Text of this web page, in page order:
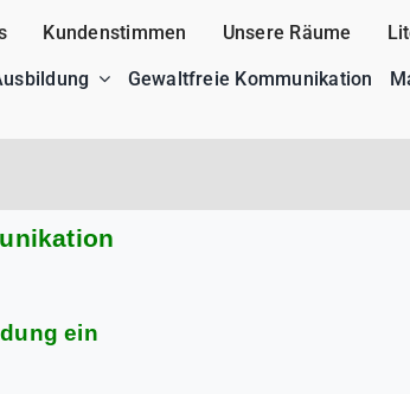
Kundenstimmen Unsere Räume
Gewaltfreie Kommunikation
ein